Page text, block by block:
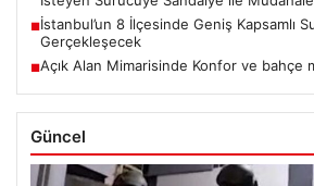
■İstanbul’un 8 İlçesinde Geniş Kapsamlı
Gerçekleşecek
■Açık Alan Mimarisinde Konfor ve bahçe
Güncel